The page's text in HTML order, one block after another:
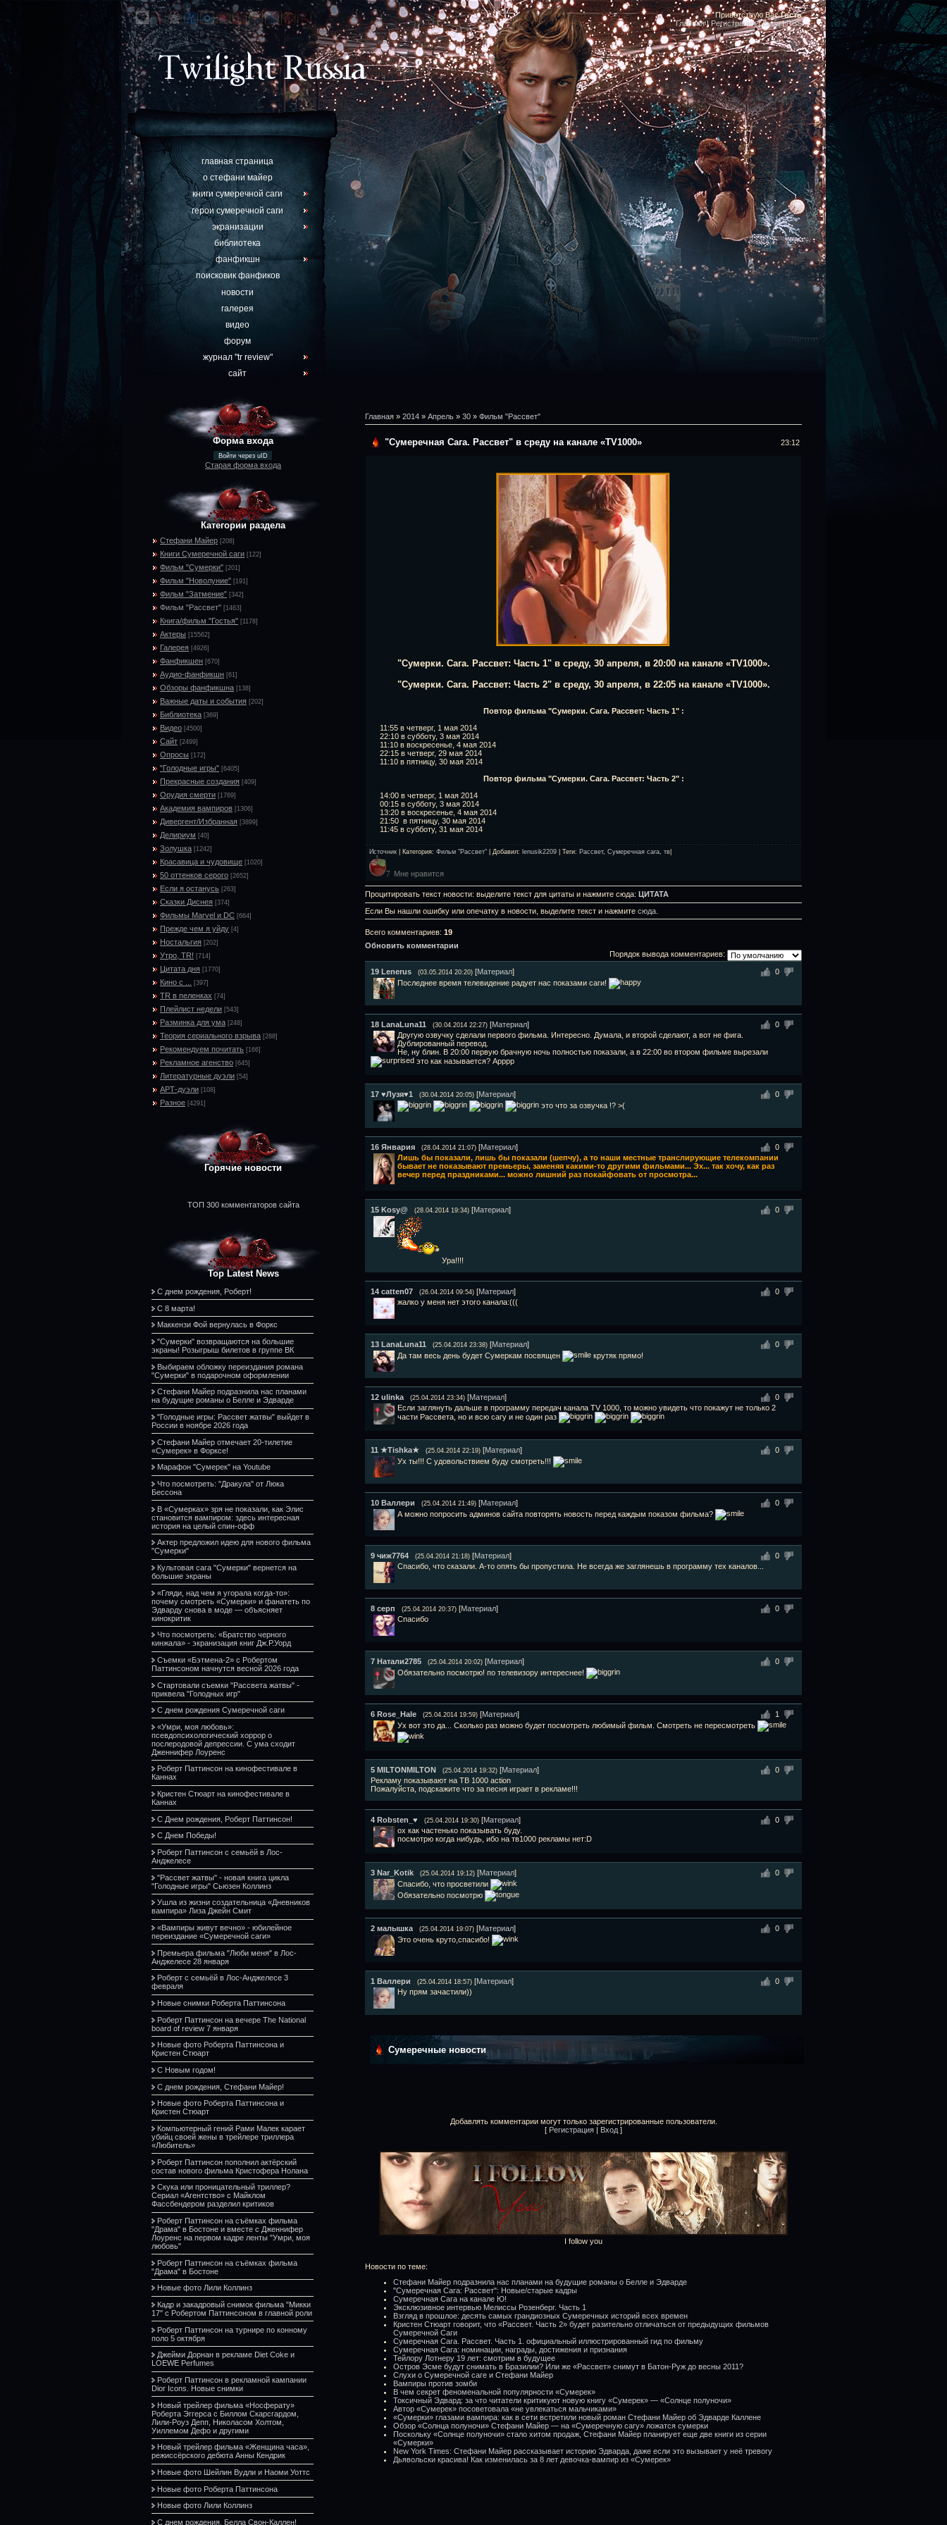
Приветствую Вас Гость
Главная|Регистрация|Вход|RSS
главная страница
о стефани майер
книги сумеречной саги
герои сумеречной саги
экранизации
библиотека
фанфикшн
поисковик фанфиков
новости
галерея
видео
форум
журнал "tr review"
сайт
Форма входа
Войти через uID
Старая форма входа
Категории раздела
Стефани Майер [208]
Книги Сумеречной саги [122]
Фильм "Сумерки" [201]
Фильм "Новолуние" [191]
Фильм "Затмение" [342]
Фильм "Рассвет" [1463]
Книга/фильм "Гостья" [1178]
Актеры [15562]
Галерея [4926]
Фанфикшен [670]
Аудио-фанфикшн [61]
Обзоры фанфикшна [138]
Важные даты и события [202]
Библиотека [369]
Видео [4500]
Сайт [2499]
Опросы [172]
"Голодные игры" [6405]
Прекрасные создания [409]
Орудия смерти [1769]
Академия вампиров [1306]
Дивергент/Избранная [3899]
Делириум [40]
Золушка [1242]
Красавица и чудовище [1020]
50 оттенков серого [2652]
Если я останусь [263]
Сказки Диснея [374]
Фильмы Marvel и DC [664]
Прежде чем я уйду [4]
Ностальгия [202]
Утро, TR! [714]
Цитата дня [1770]
Кино с ... [397]
TR в пеленках [74]
Плейлист недели [543]
Разминка для ума [248]
Теория сериального взрыва [288]
Рекомендуем почитать [166]
Рекламное агенство [645]
Литературные дуэли [54]
АРТ-дуэли [108]
Разное [4291]
Горячие новости
ТОП 300 комментаторов сайта
Top Latest News
С днем рождения, Роберт!
С 8 марта!
Маккензи Фой вернулась в Форкс
"Сумерки" возвращаются на большие
экраны! Розыгрыш билетов в группе ВК
Выбираем обложку переиздания романа
"Сумерки" в подарочном оформлении
Стефани Майер подразнила нас планами
на будущие романы о Белле и Эдварде
"Голодные игры: Рассвет жатвы" выйдет в
России в ноябре 2026 года
Стефани Майер отмечает 20-тилетие
«Сумерек» в Форксе!
Марафон "Сумерек" на Youtube
Что посмотреть: "Дракула" от Люка
Бессона
В «Сумерках» зря не показали, как Элис
становится вампиром: здесь интересная
история на целый спин-офф
Актер предложил идею для нового фильма
"Сумерки"
Культовая сага "Сумерки" вернется на
большие экраны
«Гляди, над чем я угорала когда-то»:
почему смотреть «Сумерки» и фанатеть по
Эдварду снова в моде — объясняет
кинокритик
Что посмотреть: «Братство черного
кинжала» - экранизация книг Дж.Р.Уорд
Съемки «Бэтмена-2» с Робертом
Паттинсоном начнутся весной 2026 года
Стартовали съемки "Рассвета жатвы" -
приквела "Голодных игр"
С днем рождения Сумеречной саги
«Умри, моя любовь»:
псевдопсихологический хоррор о
послеродовой депрессии. С ума сходит
Дженнифер Лоуренс
Роберт Паттинсон на кинофестивале в
Каннах
Кристен Стюарт на кинофестивале в
Каннах
С Днем рождения, Роберт Паттинсон!
С Днем Победы!
Роберт Паттинсон с семьёй в Лос-
Анджелесе
"Рассвет жатвы" - новая книга цикла
"Голодные игры" Сьюзен Коллинз
Ушла из жизни создательница «Дневников
вампира» Лиза Джейн Смит
«Вампиры живут вечно» - юбилейное
переиздание «Сумеречной саги»
Премьера фильма "Люби меня" в Лос-
Анджелесе 28 января
Роберт с семьёй в Лос-Анджелесе 3
февраля
Новые снимки Роберта Паттинсона
Роберт Паттинсон на вечере The National
board of review 7 января
Новые фото Роберта Паттинсона и
Кристен Стюарт
С Новым годом!
С днем рождения, Стефани Майер!
Новые фото Роберта Паттинсона и
Кристен Стюарт
Компьютерный гений Рами Малек карает
убийц своей жены в трейлере триллера
«Любитель»
Роберт Паттинсон пополнил актёрский
состав нового фильма Кристофера Нолана
Скука или проницательный триллер?
Сериал «Агентство» с Майклом
Фассбендером разделил критиков
Роберт Паттинсон на съёмках фильма
"Драма" в Бостоне и вместе с Дженнифер
Лоуренс на первом кадре ленты "Умри, моя
любовь"
Роберт Паттинсон на съёмках фильма
"Драма" в Бостоне
Новые фото Лили Коллинз
Кадр и закадровый снимок фильма "Микки
17" с Робертом Паттинсоном в главной роли
Роберт Паттинсон на турнире по конному
поло 5 октября
Джейми Дорнан в рекламе Diet Coke и
LOEWE Perfumes
Роберт Паттинсон в рекламной кампании
Dior Icons. Новые снимки
Новый трейлер фильма «Носферату»
Роберта Эггерса с Биллом Скарсгардом,
Лили-Роуз Депп, Николасом Холтом,
Уиллемом Дефо и другими
Новый трейлер фильма «Женщина часа»,
режиссёрского дебюта Анны Кендрик
Новые фото Шейлин Вудли и Наоми Уоттс
Новые фото Роберта Паттинсона
Новые фото Лили Коллинз
С днем рождения, Белла Свон-Каллен!
Главная » 2014 » Апрель » 30 » Фильм "Рассвет"
"Сумеречная Сага. Рассвет" в среду на канале «TV1000» 23:12
"Сумерки. Сага. Рассвет: Часть 1" в среду, 30 апреля, в 20:00 на канале «TV1000».
"Сумерки. Сага. Рассвет: Часть 2" в среду, 30 апреля, в 22:05 на канале «TV1000».
Повтор фильма "Сумерки. Сага. Рассвет: Часть 1" :
11:55 в четверг, 1 мая 2014
22:10 в субботу, 3 мая 2014
11:10 в воскресенье, 4 мая 2014
22:15 в четверг, 29 мая 2014
11:10 в пятницу, 30 мая 2014
Повтор фильма "Сумерки. Сага. Рассвет: Часть 2" :
14:00 в четверг, 1 мая 2014
00:15 в субботу, 3 мая 2014
13:20 в воскресенье, 4 мая 2014
21:50 в пятницу, 30 мая 2014
11:45 в субботу, 31 мая 2014
Источник Категория: Фильм "Рассвет" Добавил: lenusik2209 Теги: Рассвет, Сумеречная сага тв
7 Мне нравится
Процитировать текст новости: выделите текст для цитаты и нажмите сюда: ЦИТАТА
Если Вы нашли ошибку или опечатку в новости, выделите текст и нажмите сюда
Всего комментариев: 19
Обновить комментарии
Порядок вывода комментариев:
0
19 Lenerus (03.05.2014 20:20) [Материал]
Последнее время телевидение радует нас показами саги!
0
18 LanaLuna11 (30.04.2014 22:27) [Материал]
Другую озвучку сделали первого фильма. Интересно. Думала, и второй сделают, а вот не фига.
Дублированный перевод.
Не, ну блин. В 20:00 первую брачную ночь полностью показали, а в 22:00 во втором фильме вырезали
это как называется? Арррр
0
17 ♥Лузя♥1 (30.04.2014 20:05) [Материал]
это что за озвучка !? >(
0
16 Январия (28.04.2014 21:07) [Материал]
Лишь бы показали, лишь бы показали (шепчу), а то наши местные транслирующие телекомпании
бывает не показывают премьеры, заменяя какими-то другими фильмами... Эх... так хочу, как раз
вечер перед праздниками... можно лишний раз покайфовать от просмотра...
0
15 Kosy@ (28.04.2014 19:34) [Материал]
Ура!!!!
0
14 catten07 (26.04.2014 09:54) [Материал]
жалко у меня нет этого канала:(((
0
13 LanaLuna11 (25.04.2014 23:38) [Материал]
Да там весь день будет Сумеркам посвящен
крутяк прямо!
0
12 ulinka (25.04.2014 23:34) [Материал]
Если заглянуть дальше в программу передач канала TV 1000, то можно увидеть что покажут не только 2
части Рассвета, но и всю сагу и не один раз
0
11 ★Tishka★ (25.04.2014 22:19) [Материал]
Ух ты!!! С удовольствием буду смотреть!!!
0
10 Валлери (25.04.2014 21:49) [Материал]
А можно попросить админов сайта повторять новость перед каждым показом фильма?
0
9 чиж7764 (25.04.2014 21:18) [Материал]
Спасибо, что сказали. А-то опять бы пропустила. Не всегда же заглянешь в программу тех каналов...
0
8 серп (25.04.2014 20:37) [Материал]
Спасибо
0
7 Натали2785 (25.04.2014 20:02) [Материал]
Обязательно посмотрю! по телевизору интереснее!
1
6 Rose_Hale (25.04.2014 19:59) [Материал]
Ух вот это да... Сколько раз можно будет посмотреть любимый фильм. Смотреть не пересмотреть
0
5 MILTONMILTON (25.04.2014 19:32) [Материал]
Рекламу показывают на ТВ 1000 action
Пожалуйста, подскажите что за песня играет в рекламе!!!
0
4 Robsten_♥ (25.04.2014 19:30) [Материал]
ох как частенько показывать буду.
посмотрю когда нибудь, ибо на тв1000 рекламы нет:D
0
3 Nar_Kotik (25.04.2014 19:12) [Материал]
Спасибо, что просветили
Обязательно посмотрю
0
2 малышка (25.04.2014 19:07) [Материал]
Это очень круто,спасибо!
0
1 Валлери (25.04.2014 18:57) [Материал]
Ну прям зачастили))
Сумеречные новости
Добавлять комментарии могут только зарегистрированные пользователи.
[ Регистрация | Вход ]
I follow you
Новости по теме:
Стефани Майер подразнила нас планами на будущие романы о Белле и Эдварде
"Сумеречная Сага: Рассвет": Новые/старые кадры
Сумеречная Сага на канале Ю!
Эксклюзивное интервью Мелиссы Розенберг. Часть 1
Взгляд в прошлое: десять самых грандиозных Сумеречных историй всех времен
Кристен Стюарт говорит, что «Рассвет. Часть 2» будет разительно отличаться от предыдущих фильмов
Сумеречной Саги
Сумеречная Сага. Рассвет. Часть 1. официальный иллюстрированный гид по фильму
Сумеречная Сага: номинации, награды, достижения и признания
Тейлору Лотнеру 19 лет: смотрим в будущее
Остров Эсме будут снимать в Бразилии? Или же «Рассвет» снимут в Батон-Руж до весны 2011?
Слухи о Сумеречной саге и Стефани Майер
Вампиры против зомби
В чем секрет феноменальной популярности «Сумерек»
Токсичный Эдвард: за что читатели критикуют новую книгу «Сумерек» — «Солнце полуночи»
Автор «Сумерек» посоветовала «не увлекаться мальчиками»
«Сумерки» глазами вампира: как в сети встретили новый роман Стефани Майер об Эдварде Каллене
Обзор «Солнца полуночи» Стефани Майер — на «Сумеречную сагу» ложатся сумерки
Поскольку «Солнце полуночи» стало хитом продаж, Стефани Майер планирует еще две книги из серии
«Сумерки»
New York Times: Стефани Майер рассказывает историю Эдварда, даже если это вызывает у неё тревогу
Дьявольски красива! Как изменилась за 8 лет девочка-вампир из «Сумерек»